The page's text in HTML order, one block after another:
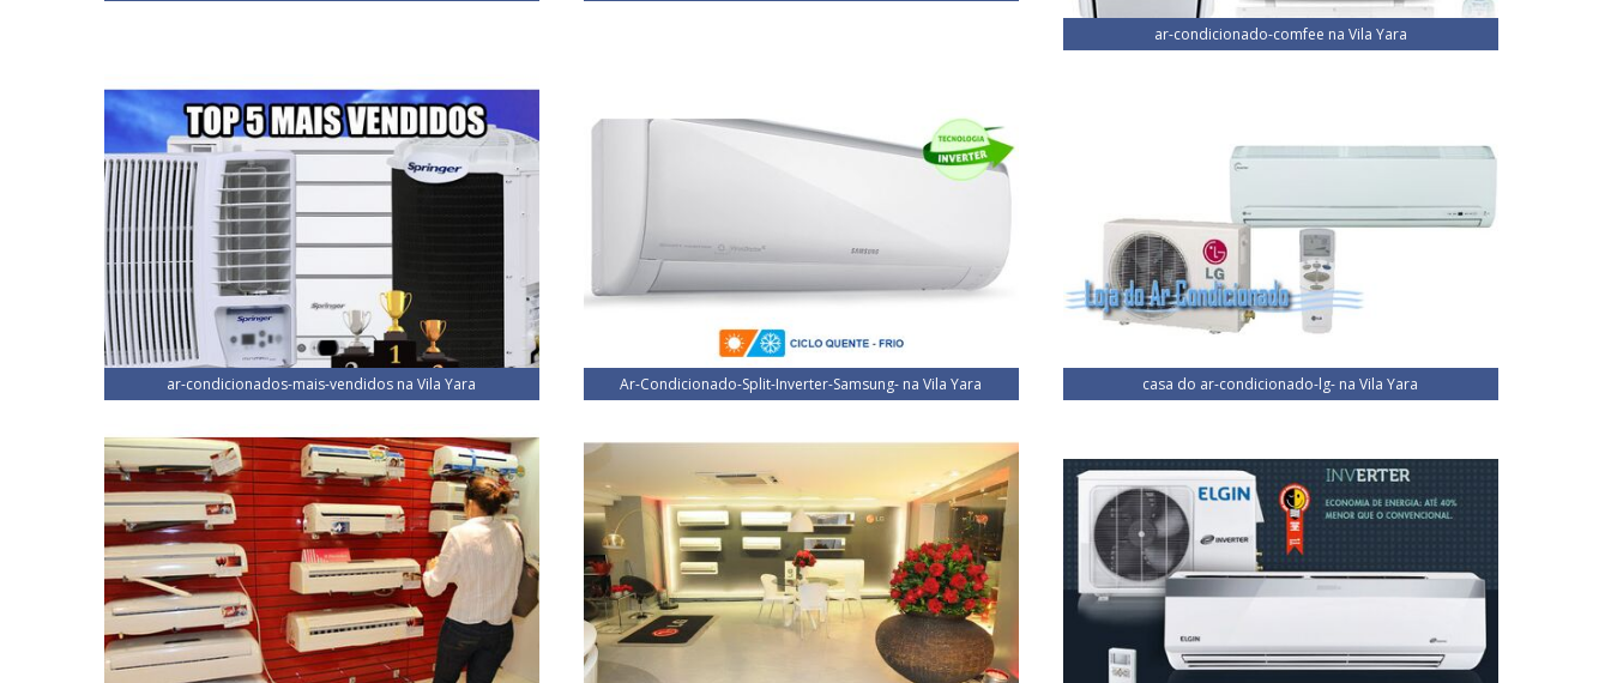
ar-condicionado-comfee na Vila Yara
ar-condicionados-mais-vendidos na Vila Yara Ar-Condicionado-Split-Inverter-Samsung- na Vila Yara casa do ar-condicionado-lg- na Vila Yara